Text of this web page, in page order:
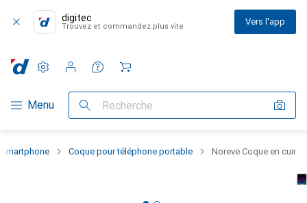
digitec
Trouvez et commandez plus vite Vers l'app
Navigation par catégorie
Menu Recherche
Paramètres
Compte client
Listes de comparaison
Listes d'envies
Panier
Coque pour téléphone portable Noreve Coque en cuir